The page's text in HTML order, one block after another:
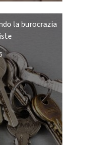
la burocrazia